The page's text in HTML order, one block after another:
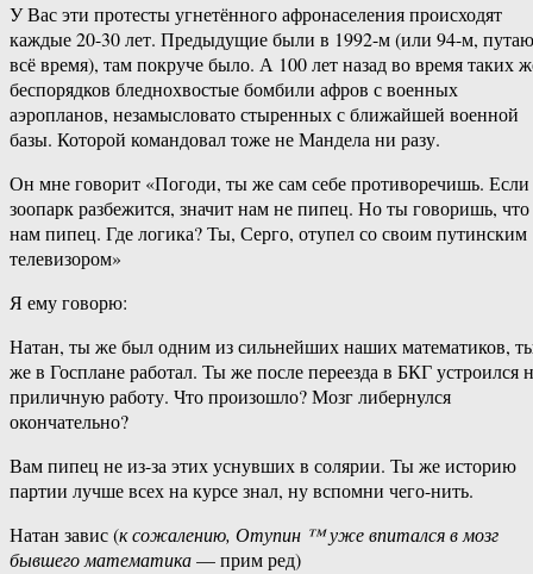
У Вас эти протесты угнетённого афронаселения происходят
каждые 20-30 лет. Предыдущие были в 1992-м (или 94-м, путаю
всё время), там покруче было. А 100 лет назад во время таких
беспорядков бледнохвостые бомбили афров с военных
аэропланов, незамысловато стыренных с ближайшей военной
базы. Которой командовал тоже не Мандела ни разу.
Он мне говорит «Погоди, ты же сам себе противоречишь. Если
зоопарк разбежится, значит нам не пипец. Но ты говоришь, что
нам пипец. Где логика? Ты, Серго, отупел со своим путинским
телевизором»
Я ему говорю:
Натан, ты же был одним из сильнейших наших математиков,
же в Госплане работал. Ты же после переезда в БКГ устроился
приличную работу. Что произошло? Мозг либернулся
окончательно?
Вам пипец не из-за этих уснувших в солярии. Ты же историю
партии лучше всех на курсе знал, ну вспомни чего-нить.
Натан завис (к сожалению, Отупин ™ уже впитался в мозг
бывшего математика— прим ред)